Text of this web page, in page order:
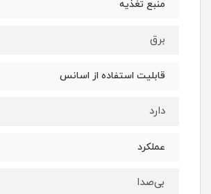
منبع تغذیه
برق
قابلیت استفاده از اسانس
دارد
عملکرد
بی‌صدا